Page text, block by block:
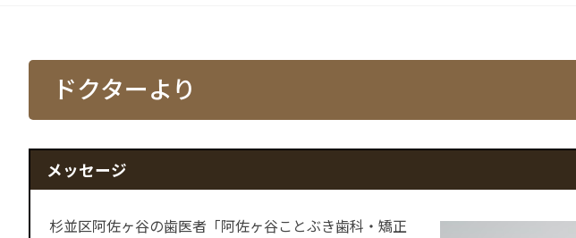
ドクターより
メッセージ
杉並区阿佐ヶ谷の歯医者「阿佐ヶ谷ことぶき歯科・矯正